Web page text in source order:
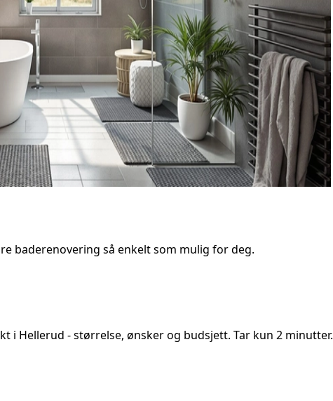
baderenovering så enkelt som mulig for deg.
i Hellerud - størrelse, ønsker og budsjett. Tar kun 2 minutter.